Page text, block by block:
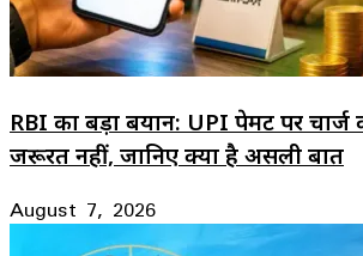
RBI का बड़ा बयान: UPI पेमेंट पर
जरूरत नहीं, जानिए क्या है असली बात
August 7, 2026